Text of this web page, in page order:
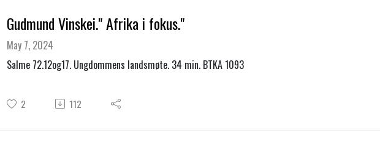
Gudmund Vinskei." Afrika i fokus."
May 7, 2024
Salme 72.12og17. Ungdommens landsmøte. 34 min. BTKA 1093
2 112